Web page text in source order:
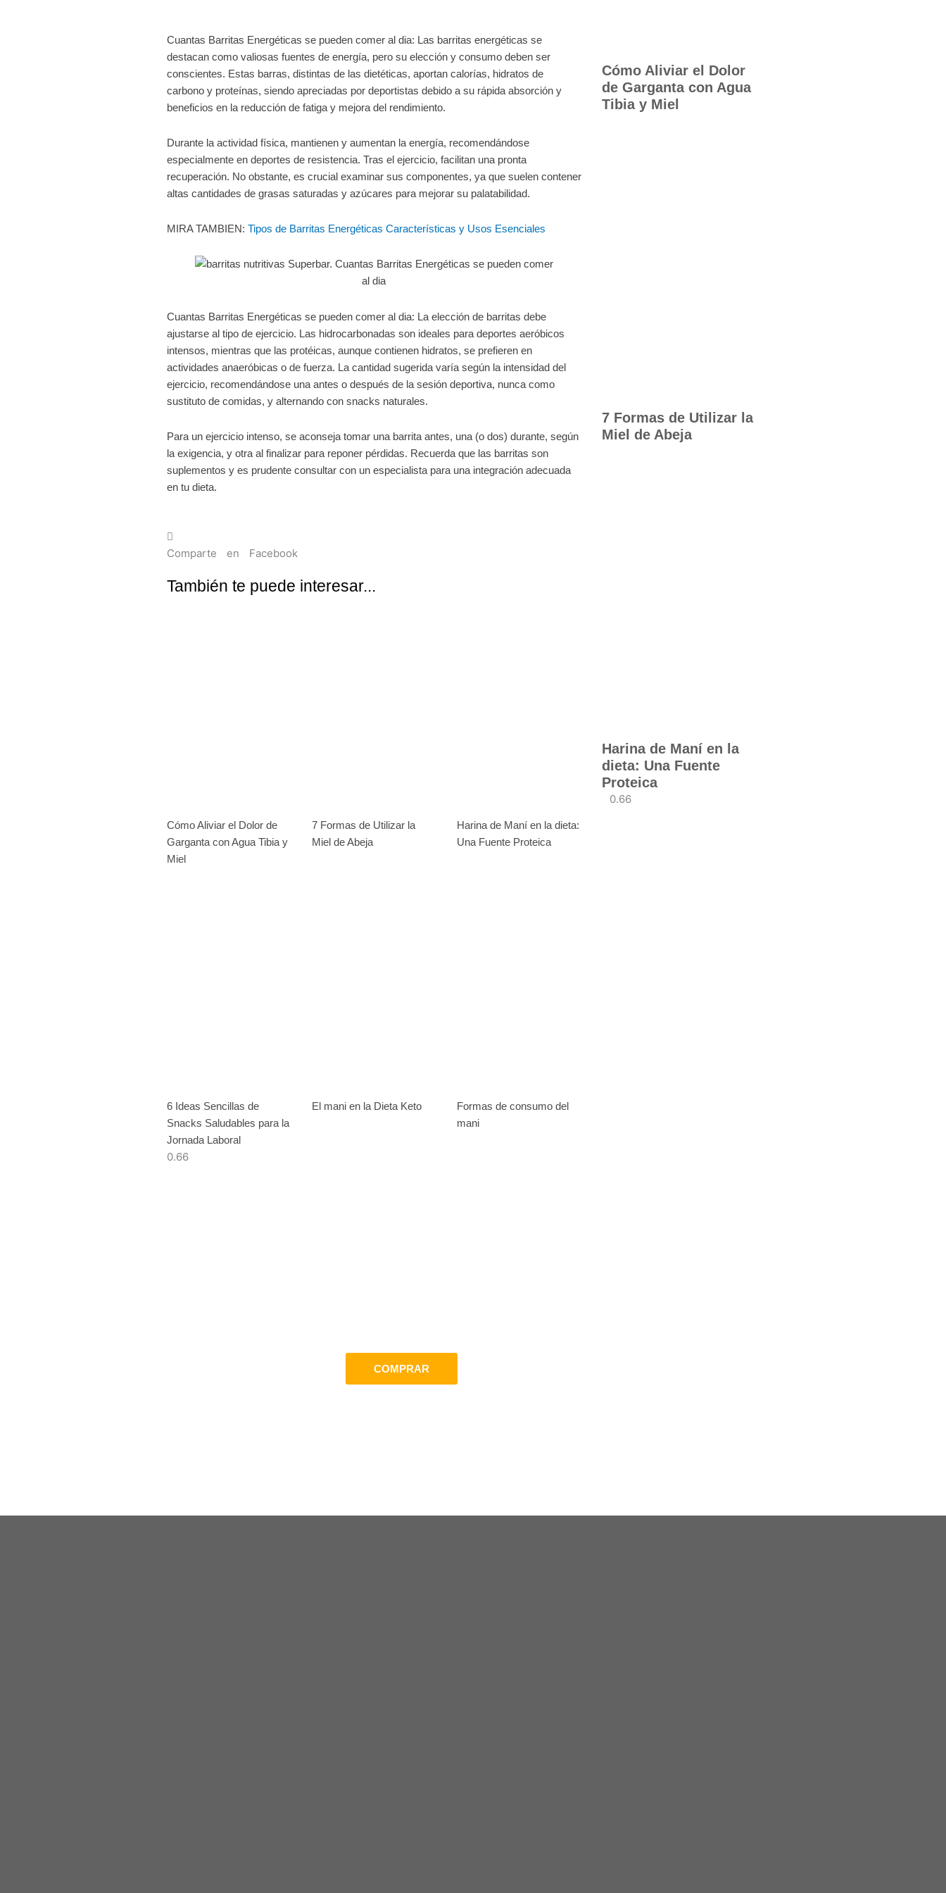
Cuantas Barritas Energéticas se pueden comer al dia: Las barritas energéticas se
destacan como valiosas fuentes de energía, pero su elección y consumo deben ser
conscientes. Estas barras, distintas de las dietéticas, aportan calorías, hidratos de
carbono y proteínas, siendo apreciadas por deportistas debido a su rápida absorción y
beneficios en la reducción de fatiga y mejora del rendimiento.
Durante la actividad física, mantienen y aumentan la energía, recomendándose
especialmente en deportes de resistencia. Tras el ejercicio, facilitan una pronta
recuperación. No obstante, es crucial examinar sus componentes, ya que suelen contener
altas cantidades de grasas saturadas y azúcares para mejorar su palatabilidad.
MIRA TAMBIEN: Tipos de Barritas Energéticas Características y Usos Esenciales
Cuantas Barritas Energéticas se pueden comer al dia: La elección de barritas debe
ajustarse al tipo de ejercicio. Las hidrocarbonadas son ideales para deportes aeróbicos
intensos, mientras que las protéicas, aunque contienen hidratos, se prefieren en
actividades anaeróbicas o de fuerza. La cantidad sugerida varía según la intensidad del
ejercicio, recomendándose una antes o después de la sesión deportiva, nunca como
sustituto de comidas, y alternando con snacks naturales.
Para un ejercicio intenso, se aconseja tomar una barrita antes, una (o dos) durante, según
la exigencia, y otra al finalizar para reponer pérdidas. Recuerda que las barritas son
suplementos y es prudente consultar con un especialista para una integración adecuada
en tu dieta.
Comparte en Facebook
También te puede interesar...
Cómo Aliviar el Dolor de
Garganta con Agua Tibia y
Miel
7 Formas de Utilizar la
Miel de Abeja
Harina de Maní en la dieta:
Una Fuente Proteica
6 Ideas Sencillas de
Snacks Saludables para la
Jornada Laboral
El mani en la Dieta Keto
Formas de consumo del
mani
Cómo Aliviar el Dolor
de Garganta con Agua
Tibia y Miel
7 Formas de Utilizar la
Miel de Abeja
Harina de Maní en la
dieta: Una Fuente
Proteica
COMPRAR